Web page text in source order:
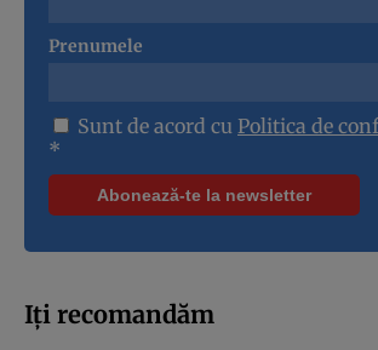
Prenumele
Sunt de acord cu Politica de
*
Iți recomandăm